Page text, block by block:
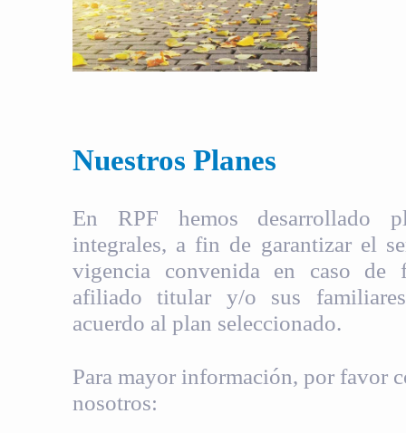
Nuestros Planes
En RPF hemos desarrollado
integrales, a fin de garantizar el
vigencia convenida en caso de
afiliado titular y/o sus
acuerdo al plan seleccionado.
Para mayor información, por favor
nosotros: